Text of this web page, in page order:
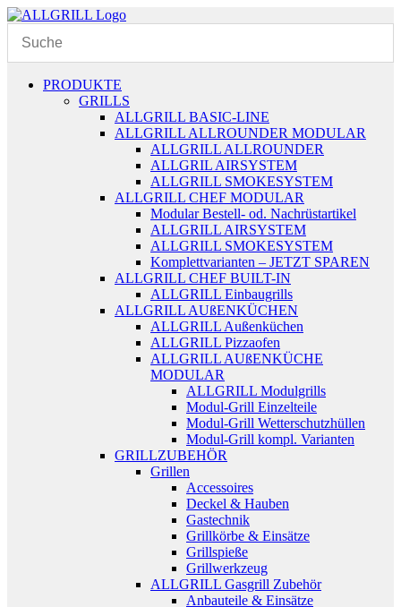
Zum
springen
PRODUKTE
GRILLS
ALLGRILL BASIC-LINE
ALLGRILL ALLROUNDER MODULAR
ALLGRILL ALLROUNDER
ALLGRIL AIRSYSTEM
ALLGRILL SMOKESYSTEM
ALLGRILL CHEF MODULAR
Modular Bestell- od. Nachrüstartikel
ALLGRILL AIRSYSTEM
ALLGRILL SMOKESYSTEM
Komplettvarianten – JETZT SPAREN
ALLGRILL CHEF BUILT-IN
ALLGRILL Einbaugrills
ALLGRILL AUßENKÜCHEN
ALLGRILL Außenküchen
ALLGRILL Pizzaofen
ALLGRILL AUßENKÜCHE
MODULAR
ALLGRILL Modulgrills
Modul-Grill Einzelteile
Modul-Grill Wetterschutzhüllen
Modul-Grill kompl. Varianten
GRILLZUBEHÖR
Grillen
Accessoires
Deckel & Hauben
Gastechnik
Grillkörbe & Einsätze
Grillspieße
Grillwerkzeug
ALLGRILL Gasgrill Zubehör
Anbauteile & Einsätze